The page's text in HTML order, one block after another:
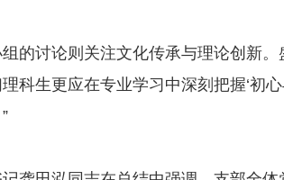
的讨论则关注文化传承与理论创新
科生更应在专业学习中深刻把握‘初